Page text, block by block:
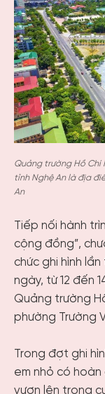
Quảng trường Hồ Chí
tỉnh Nghệ An là địa
An
Tiếp nối hành
cộng đồng”,
chức ghi hình
ngày, từ 12 đến
Quảng trường
phường Trường
Trong đợt ghi
em nhỏ có hoàn
vươn lên trong